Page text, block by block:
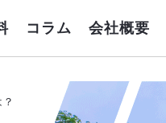
コラム 会社概要